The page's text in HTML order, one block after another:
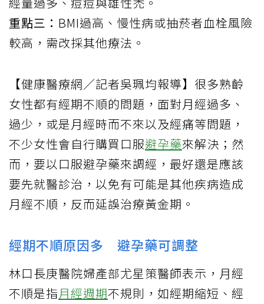
重點三： BMI過高、慢性病或抽菸者血栓風險
較高，需改採其他療法。
【健康醫療網／記者吳珮均報導】很多熟齡
女性都有經期不順的問題，面對月經過多、
過少，或是月經時而不來以及經痛等問題，
不少女性會自行購買口服避孕藥來解決；然
而，要以口服避孕藥來調經，最好還是應該
要先就醫診治，以免有可能是其他疾病造成
月經不順，反而延誤治療黃金期。
經期不順原因多 避孕藥可調整
林口長庚醫院婦產部尤星策醫師表示，月經
不順是指月經週期不規則，如經期縮短、經